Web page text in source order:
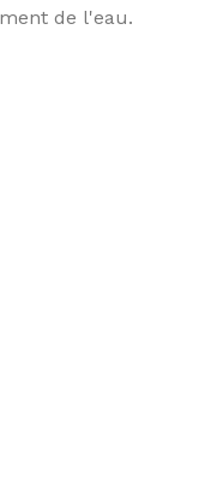
de l'eau.